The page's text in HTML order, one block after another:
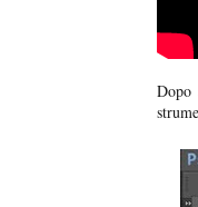
Dopo